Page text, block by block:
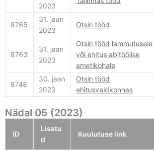
2023
8765
31. jaan
2023
Otsin tööd
8763
31. jaan
2023
Otsin tööd lammutusele
või ehitus abitöölise
ametikohale
8748
30. jaan
2023
Otsin tööd
ehitusvaldkonnas
Nädal 05 (2023)
ID
Lisatu
d
Kuulutuse link